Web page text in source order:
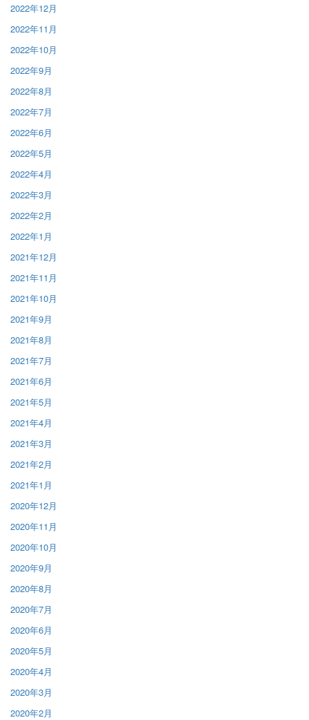
2022年12月
2022年11月
2022年10月
2022年9月
2022年8月
2022年7月
2022年6月
2022年5月
2022年4月
2022年3月
2022年2月
2022年1月
2021年12月
2021年11月
2021年10月
2021年9月
2021年8月
2021年7月
2021年6月
2021年5月
2021年4月
2021年3月
2021年2月
2021年1月
2020年12月
2020年11月
2020年10月
2020年9月
2020年8月
2020年7月
2020年6月
2020年5月
2020年4月
2020年3月
2020年2月